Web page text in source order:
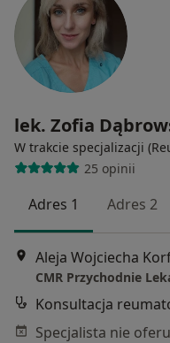
lek. Zofia
W trakcie specjalizacji
25 opinii
Adres 1 Adres 2
Aleja Wojciecha
CMR Przychodnie
Konsultacja